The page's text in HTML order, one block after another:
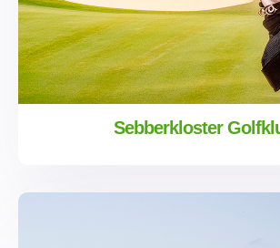
Sebberkloster